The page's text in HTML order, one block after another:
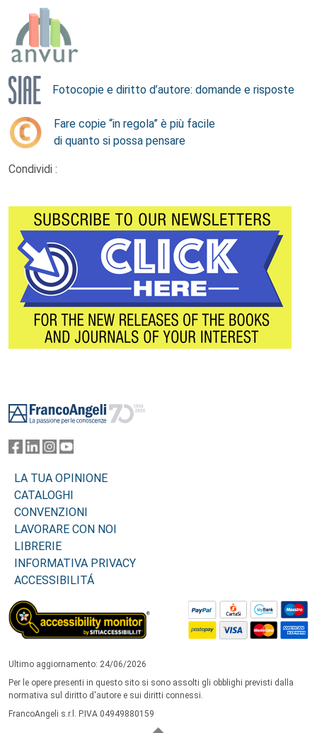
Fotocopie e diritto d’autore: domande e risposte
Fare copie “in regola” è più facile
di quanto si possa pensare
Condividi :
LA TUA OPINIONE
CATALOGHI
CONVENZIONI
LAVORARE CON NOI
LIBRERIE
INFORMATIVA PRIVACY
ACCESSIBILITÁ
Ultimo aggiornamento: 24/06/2026
Per le opere presenti in questo sito si sono assolti gli obblighi previsti dalla
normativa sul diritto d'autore e sui diritti connessi.
FrancoAngeli s.r.l. P.IVA 04949880159